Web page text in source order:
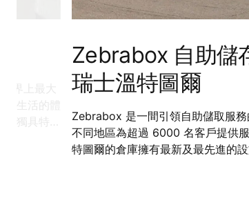
界上最大
生活的體
獨具特色
Zebrabox 自助儲
瑞士溫特圖爾
Zebrabox 是一間引領自助儲取服
不同地區為超過 6000 名客戶提供
特圖爾的倉庫擁有最新及最先進的